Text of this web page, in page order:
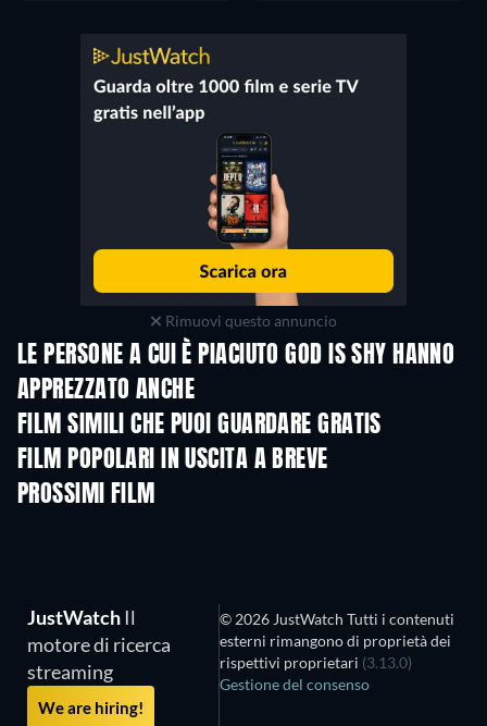
Rimuovi questo annuncio
LE PERSONE A CUI È PIACIUTO GOD IS SHY HANNO
APPREZZATO ANCHE
FILM SIMILI CHE PUOI GUARDARE GRATIS
FILM POPOLARI IN USCITA A BREVE
PROSSIMI FILM
LEGO Disney Princess:
JustWatch Il
motore di ricerca
streaming
We are hiring!
© 2026 JustWatch Tutti i contenuti
esterni rimangono di proprietà dei
rispettivi proprietari (3.13.0)
Gestione del consenso